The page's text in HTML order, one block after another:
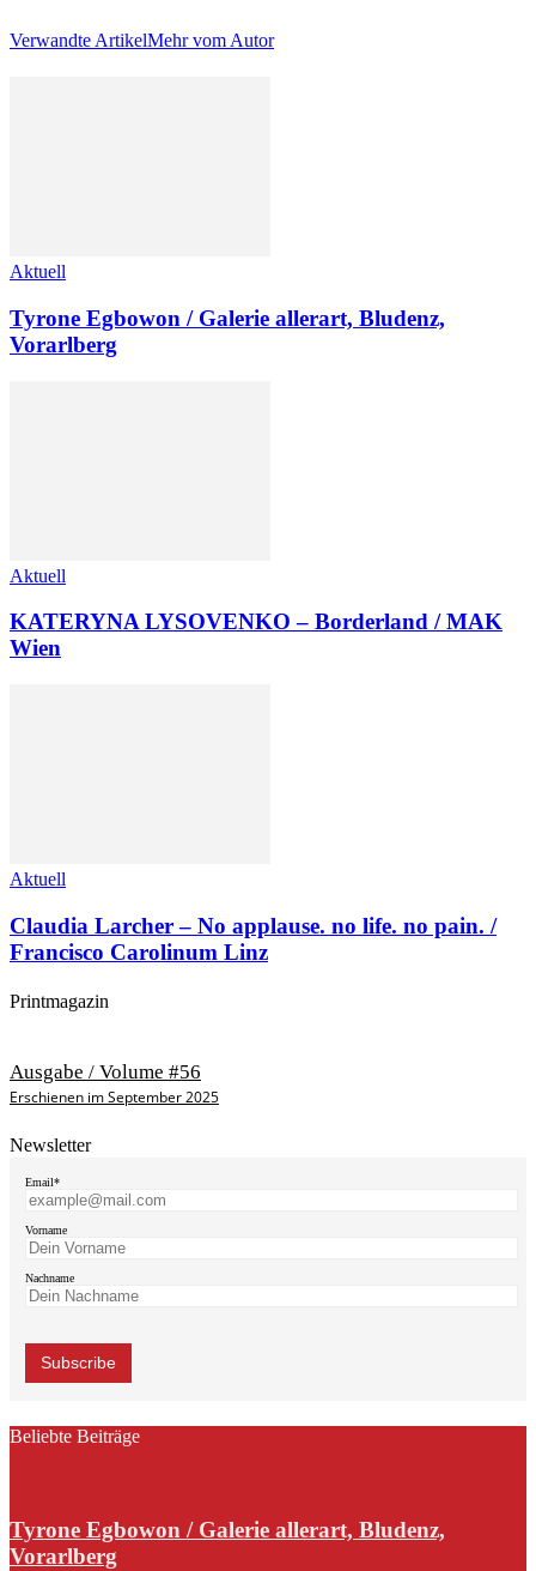
Verwandte ArtikelMehr vom Autor
Aktuell
Tyrone Egbowon / Galerie allerart, Bludenz,
Vorarlberg
Aktuell
KATERYNA LYSOVENKO – Borderland / MAK
Wien
Aktuell
Claudia Larcher – No applause. no life. no pain. /
Francisco Carolinum Linz
Printmagazin
Ausgabe / Volume #56
Erschienen im September 2025
Newsletter
Email*
Vorname
Nachname
Beliebte Beiträge
Tyrone Egbowon / Galerie allerart, Bludenz,
Vorarlberg